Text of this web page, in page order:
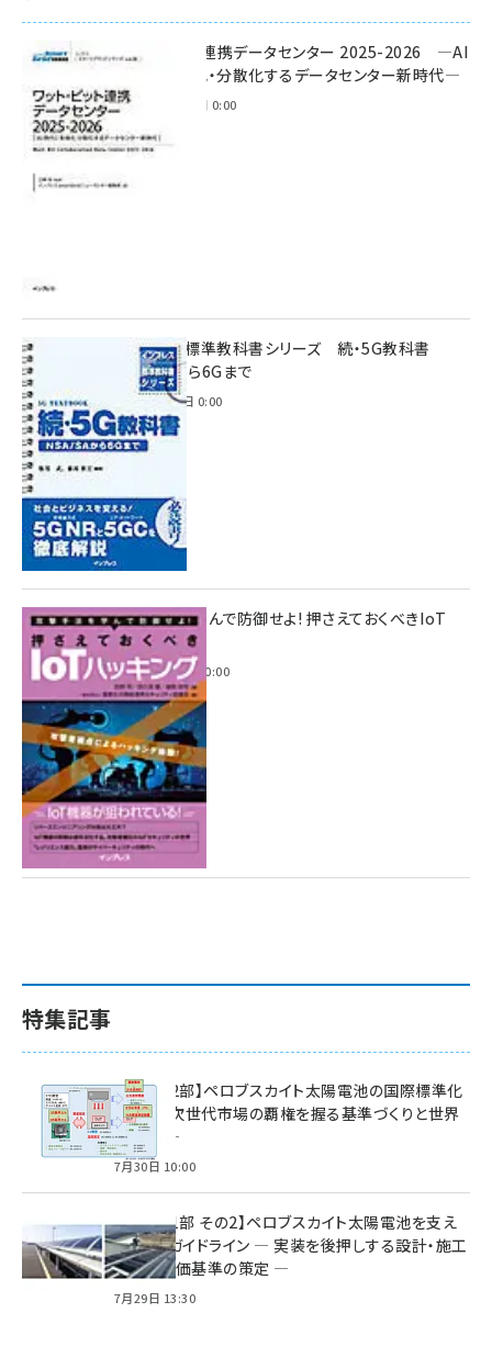
ワット・ビット連携データセンター 2025-2026 ―AI
時代に多様化・分散化するデータセンター新時代―
2025年11月28日 0:00
インプレス標準教科書シリーズ 続・5G教科書
NSA/SAから6Gまで
2023年4月3日 0:00
攻撃手法を学んで防御せよ! 押さえておくべきIoT
ハッキング
2022年6月14日 0:00
特集記事
特集【第2部】ペロブスカイト太陽電池の国際標準化
戦略 ― 次世代市場の覇権を握る基準づくりと世界
の動向 ―
7月30日 10:00
特集【第1部 その2】ペロブスカイト太陽電池を支え
る2つのガイドライン ― 実装を後押しする設計・施工
方針と評価基準の策定 ―
7月29日 13:30